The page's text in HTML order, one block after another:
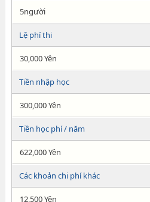
5người
Lệ phí thi
30,000 Yên
Tiền nhập học
300,000 Yên
Tiền học phí / năm
622,000 Yên
Các khoản chi phí khác
12,500 Yên